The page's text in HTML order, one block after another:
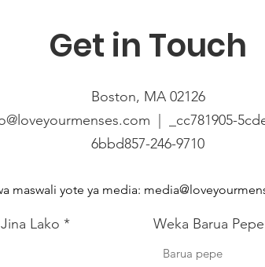
Get in Touch
Boston, MA 02126
| _cc781905-
6bbd857-246-9710
maswali yote ya media:
Lako Weka Barua